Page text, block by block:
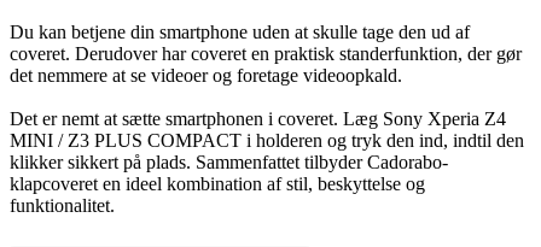
Du kan betjene din smartphone uden at skulle tage den ud af
coveret. Derudover har coveret en praktisk standerfunktion, der gør
det nemmere at se videoer og foretage videoopkald.
Det er nemt at sætte smartphonen i coveret. Læg Sony Xperia Z4
MINI / Z3 PLUS COMPACT i holderen og tryk den ind, indtil den
klikker sikkert på plads. Sammenfattet tilbyder Cadorabo-
klapcoveret en ideel kombination af stil, beskyttelse og
funktionalitet.